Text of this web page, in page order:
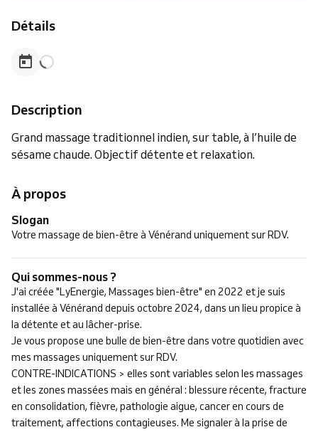
Détails
Description
Grand massage traditionnel indien, sur table, à l’huile de
sésame chaude. Objectif détente et relaxation.
À propos
Slogan
Votre massage de bien-être à Vénérand uniquement sur RDV.
Qui sommes-nous ?
J'ai créée "LyEnergie, Massages bien-être" en 2022 et je suis
installée à Vénérand depuis octobre 2024, dans un lieu propice à
la détente et au lâcher-prise.
Je vous propose une bulle de bien-être dans votre quotidien avec
mes massages uniquement sur RDV.
CONTRE-INDICATIONS > elles sont variables selon les massages
et les zones massées mais en général : blessure récente, fracture
en consolidation, fièvre, pathologie aigue, cancer en cours de
traitement, affections contagieuses. Me signaler à la prise de